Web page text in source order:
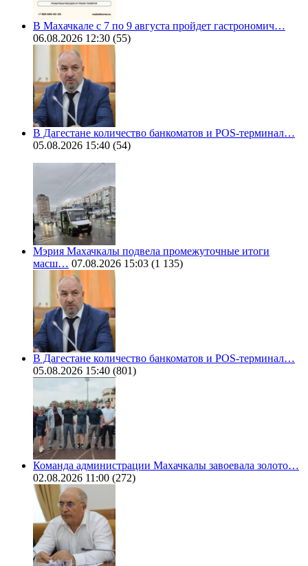
В Махачкале с 7 по 9 августа пройдет гастрономич…
06.08.2026 12:30 (55)
В Дагестане количество банкоматов и POS-терминал…
05.08.2026 15:40 (54)
Мэрия Махачкалы подвела промежуточные итоги
масш… 07.08.2026 15:03 (1 135)
В Дагестане количество банкоматов и POS-терминал…
05.08.2026 15:40 (801)
Команда администрации Махачкалы завоевала золото…
02.08.2026 11:00 (272)